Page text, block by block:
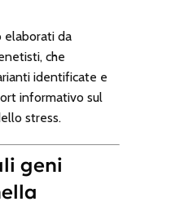
elaborati da
che
identificate e
informativo sul
stress.
geni